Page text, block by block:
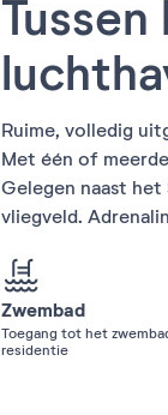
Ruime, volledig
Met één of
Gelegen naast
vliegveld.
Zwembad
Toegang tot het
residentie